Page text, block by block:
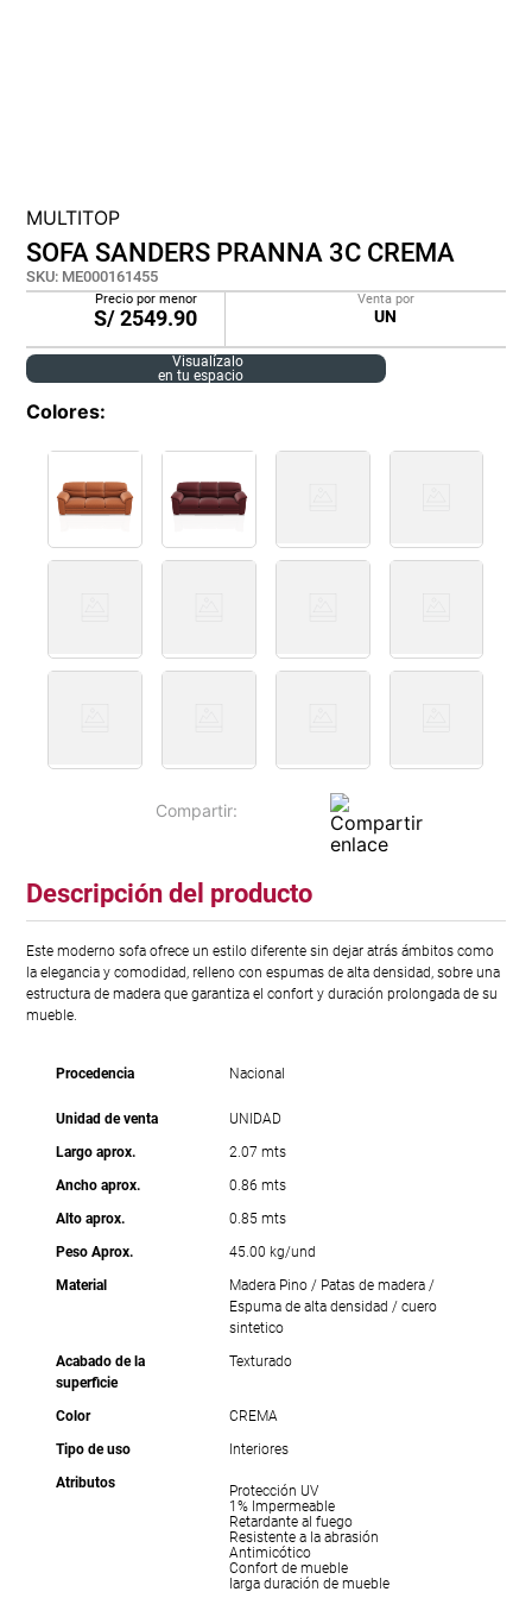
MULTITOP
SOFA SANDERS PRANNA 3C CREMA
SKU: ME000161455
Precio por menor
S/2549.90
Venta por
UN
Visualízalo
en tu espacio
Colores
Descripción del producto
Este moderno sofa ofrece un estilo diferente sin dejar atrás ámbitos como
la elegancia y comodidad, relleno con espumas de alta densidad, sobre una
estructura de madera que garantiza el confort y duración prolongada de su
mueble.
Procedencia Nacional
Unidad de venta
UNIDAD
Largo aprox.
2.07 mts
Ancho aprox.
0.86 mts
Alto aprox.
0.85 mts
Peso Aprox.
45.00 kg/und
Material
Madera Pino / Patas de madera /
Espuma de alta densidad / cuero
sintetico
Acabado de la
superficie
Texturado
Color
CREMA
Tipo de uso
Interiores
Atributos
Protección UV
1% Impermeable
Retardante al fuego
Resistente a la abrasión
Antimicótico
Confort de mueble
larga duración de mueble